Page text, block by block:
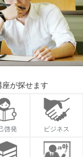
が探せます
啓発 ビジネス